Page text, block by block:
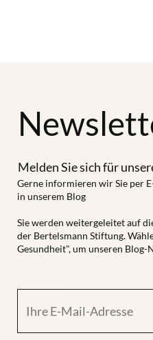
Melden Sie sich für
Gerne informieren wir Sie per
in unserem Blog
Sie werden weitergeleitet auf
der Bertelsmann Stiftung.
Gesundheit", um unseren